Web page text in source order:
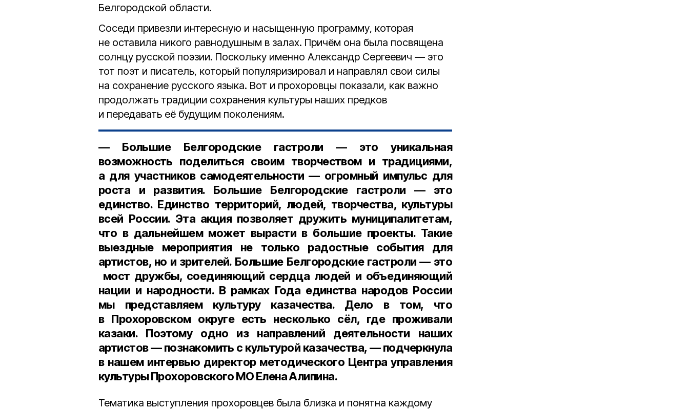
Белгородской области.
Соседи привезли интересную и насыщенную программу, которая
не оставила никого равнодушным в залах. Причём она была посвящена
солнцу русской поэзии. Поскольку именно Александр Сергеевич — это
тот поэт и писатель, который популяризировал и направлял свои силы
на сохранение русского языка. Вот и прохоровцы показали, как важно
продолжать традиции сохранения культуры наших предков
и передавать её будущим поколениям.
— Большие Белгородские гастроли — это уникальная
возможность поделиться своим творчеством и традициями,
а для участников самодеятельности — огромный импульс для
роста и развития. Большие Белгородские гастроли — это
единство. Единство территорий, людей, творчества, культуры
всей России. Эта акция позволяет дружить муниципалитетам,
что в дальнейшем может вырасти в большие проекты. Такие
выездные мероприятия не только радостные события для
артистов, но и зрителей. Большие Белгородские гастроли — это
мост дружбы, соединяющий сердца людей и объединяющий
нации и народности. В рамках Года единства народов России
мы представляем культуру казачества. Дело в том, что
в Прохоровском округе есть несколько сёл, где проживали
казаки. Поэтому одно из направлений деятельности наших
артистов — познакомить с культурой казачества, — подчеркнула
в нашем интервью директор методического Центра управления
культуры Прохоровского МО Елена Алипина.
Тематика выступления прохоровцев была близка и понятна каждому